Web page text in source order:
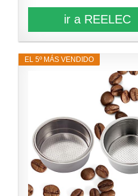
ir a REELEC
EL 5º MÁS VENDIDO